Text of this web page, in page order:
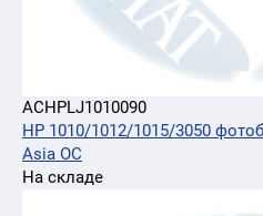
ACHPLJ1010090
HP 1010/1012/1015/3050
Asia ОC
На складе